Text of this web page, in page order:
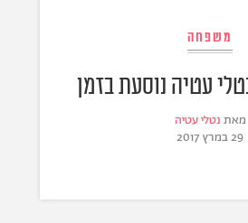
משפחה
עטיה נוסעת בזמן
מאת נטלי עטיה
29 במרץ 2017